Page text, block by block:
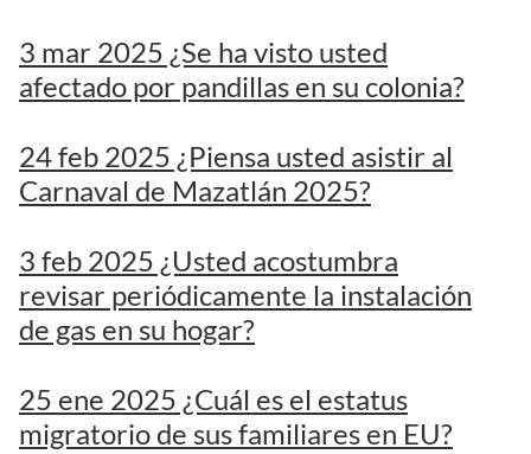
3 mar 2025 ¿Se ha visto usted
afectado por pandillas en su colonia?
24 feb 2025 ¿Piensa usted asistir al
Carnaval de Mazatlán 2025?
3 feb 2025 ¿Usted acostumbra
revisar periódicamente la instalación
de gas en su hogar?
25 ene 2025 ¿Cuál es el estatus
migratorio de sus familiares en EU?